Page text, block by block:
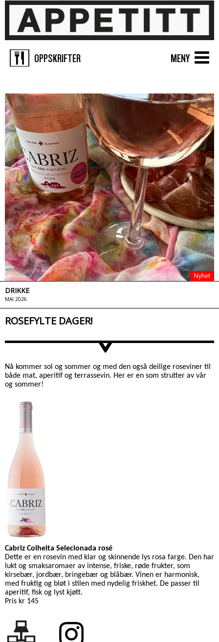
OPPSKRIFTER MENY
Nyhet
DRIKKE
MAI 2026
ROSEFYLTE DAGER!
>
Nå kommer sol og sommer og med den også deilige roseviner til
både mat, aperitif og terrassevin. Her er en som strutter av vår
og sommer!
Cabriz Colheita Selecionada rosé
Dette er en rosevin med klar og skinnende lys rosa farge. Den har
lukt og smaksaromaer av intense, friske, røde frukter, som
kirsebær, jordbær, bringebær og blåbær. Vinen er harmonisk,
med fruktig og bløt i stilen med nydelig friskhet. De passer til
aperitif, fisk og lyst kjøtt.
Pris kr 145